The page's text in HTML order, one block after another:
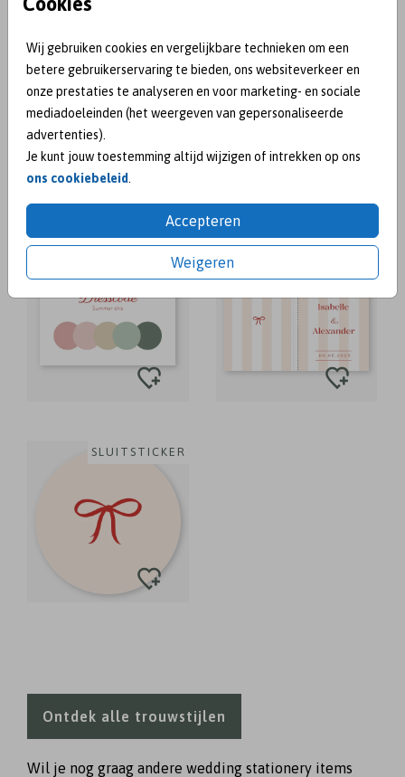
Wij gebruiken cookies en vergelijkbare technieken om een
betere gebruikerservaring te bieden, ons websiteverkeer en
onze prestaties te analyseren en voor marketing- en sociale
mediadoeleinden (het weergeven van gepersonaliseerde
advertenties).
Je kunt jouw toestemming altijd wijzigen of intrekken op ons
ons cookiebeleid
Accepteren
Weigeren
BEDANKKAART VERLOVINGSKAART
GASTENBOEK
SLUITSTICKER
Ontdek alle trouwstijlen
Wil je nog graag andere wedding stationery items